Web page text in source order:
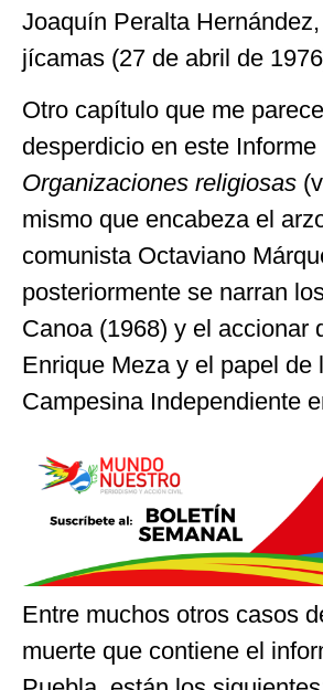
Joaquín Peralta
jícamas (27 de abril de
Otro capítulo que me
desperdicio en este
Organizaciones religiosas
mismo que encabeza el
comunista Octaviano
posteriormente se narran
Canoa (1968) y el accionar
Enrique Meza y el papel de
Campesina Independiente
Entre muchos otros casos
muerte que contiene el